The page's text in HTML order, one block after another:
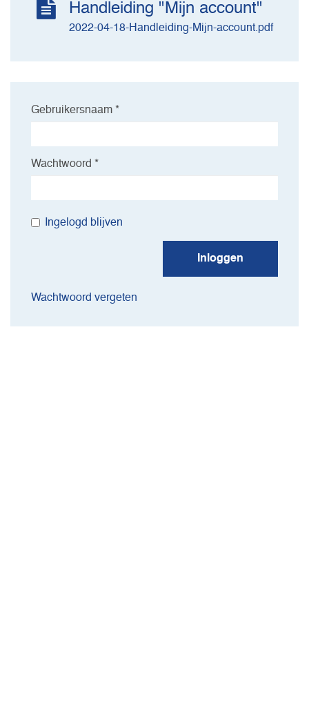
Handleiding "Mijn account"
2022-04-18-Handleiding-Mijn-account.pdf
Gebruikersnaam *
Wachtwoord *
Ingelogd blijven
Inloggen
Wachtwoord vergeten